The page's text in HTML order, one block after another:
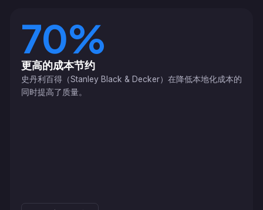
70%
更高的成本节约
史丹利百得（Stanley Black & Decker）在降低本地化成本的
同时提高了质量。